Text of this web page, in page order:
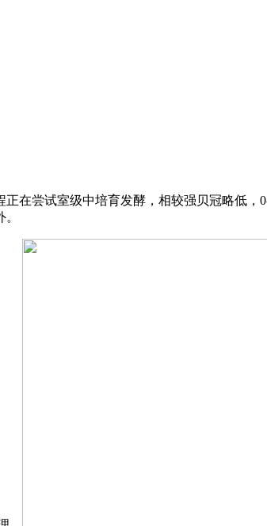
尝试室级中培育发酵，相较强贝冠略低，